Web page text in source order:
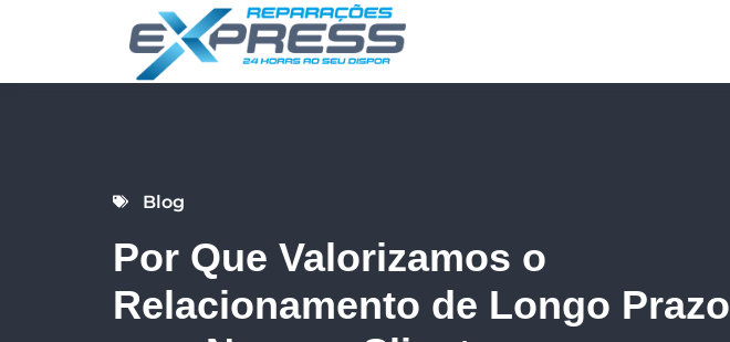
Blog
Por Que Valorizamos o
Relacionamento de Longo Prazo